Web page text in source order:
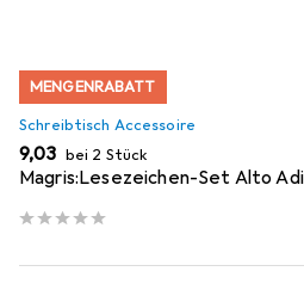
MENGENRABATT
Schreibtisch Accessoire
EUR
9,03 bei 2 Stück
Magris:Lesezeichen-Set Alto